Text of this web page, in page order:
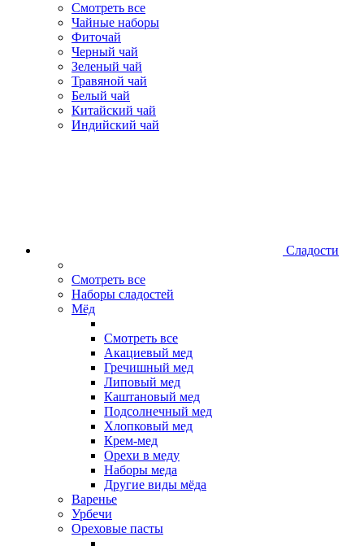
Смотреть все
Чайные наборы
Фиточай
Черный чай
Зеленый чай
Травяной чай
Белый чай
Китайский чай
Индийский чай
Сладости
Смотреть все
Наборы сладостей
Мёд
Смотреть все
Акациевый мед
Гречишный мед
Липовый мед
Каштановый мед
Подсолнечный мед
Хлопковый мед
Крем-мед
Орехи в меду
Наборы меда
Другие виды мёда
Варенье
Урбечи
Ореховые пасты